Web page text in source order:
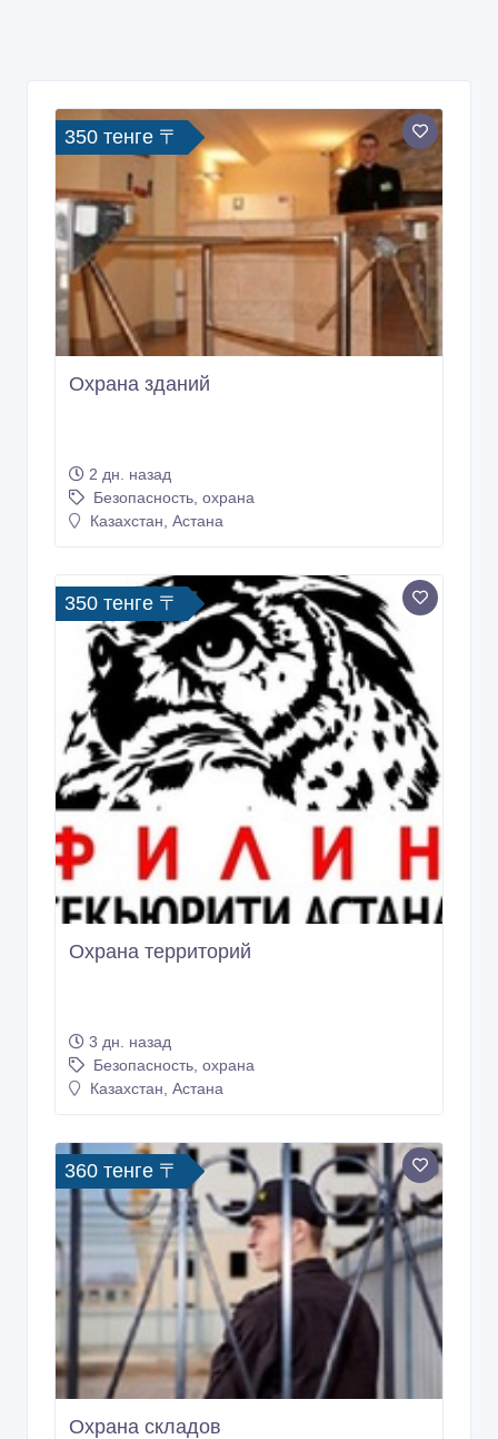
350 тенге 〒
Охрана зданий
2 дн. назад
Безопасность, охрана
Казахстан, Астана
350 тенге 〒
Охрана территорий
3 дн. назад
Безопасность, охрана
Казахстан, Астана
360 тенге 〒
Охрана складов